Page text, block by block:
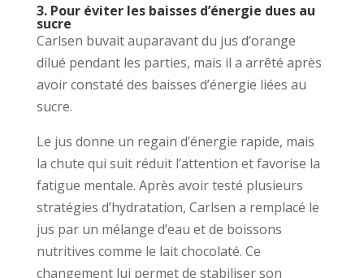
3. Pour éviter les baisses d’énergie dues au
sucre
Carlsen buvait auparavant du jus d’orange
dilué pendant les parties, mais il a arrêté après
avoir constaté des baisses d’énergie liées au
sucre.
Le jus donne un regain d’énergie rapide, mais
la chute qui suit réduit l’attention et favorise la
fatigue mentale. Après avoir testé plusieurs
stratégies d’hydratation, Carlsen a remplacé le
jus par un mélange d’eau et de boissons
nutritives comme le lait chocolaté. Ce
changement lui permet de stabiliser son